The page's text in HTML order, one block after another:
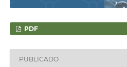
PDF
PUBLICADO